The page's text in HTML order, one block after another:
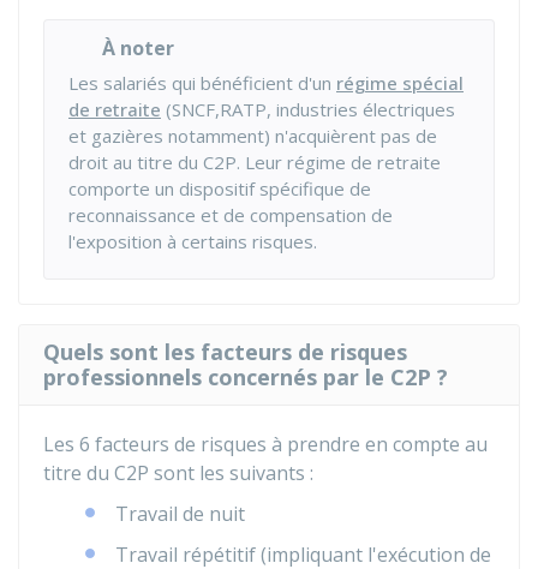
À noter
Les salariés qui bénéficient d'un régime spécial
de retraite (SNCF,RATP, industries électriques
et gazières notamment) n'acquièrent pas de
droit au titre du C2P. Leur régime de retraite
comporte un dispositif spécifique de
reconnaissance et de compensation de
l'exposition à certains risques.
Quels sont les facteurs de risques
professionnels concernés par le C2P ?
Les 6 facteurs de risques à prendre en compte au
titre du C2P sont les suivants :
Travail de nuit
Travail répétitif (impliquant l'exécution de